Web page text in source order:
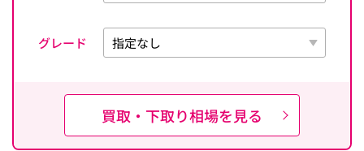
グレード
買取・下取り相場を見る